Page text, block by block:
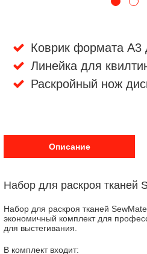
Коврик формата A3
Линейка для
Раскройный нож
Описание
Набор для раскроя тканей
Набор для раскроя тканей
экономичный комплект для
для выстегивания.
В комплект входит: